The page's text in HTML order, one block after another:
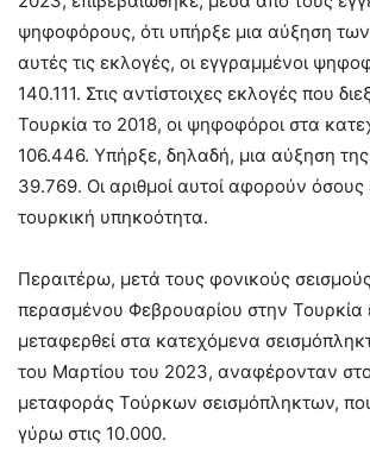
ψηφοφόρους, ότι υπήρξε μια αύξηση
αυτές τις εκλογές, οι εγγραμμένοι
140.111. Στις αντίστοιχες εκλογές που
Τουρκία το 2018, οι ψηφοφόροι στα
106.446. Υπήρξε, δηλαδή, μια αύξηση
39.769. Οι αριθμοί αυτοί αφορούν όσους
τουρκική υπηκοότητα.
Περαιτέρω, μετά τους φονικούς
περασμένου Φεβρουαρίου στην Τουρκία
μεταφερθεί στα κατεχόμενα
του Μαρτίου του 2023, αναφέρονταν
μεταφοράς Τούρκων σεισμόπληκτων,
γύρω στις 10.000.